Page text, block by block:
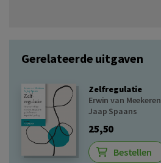
Gerelateerde uitgaven
Zelfregulatie
Erwin van Meekeren
Jaap Spaans
25,50
Bestellen